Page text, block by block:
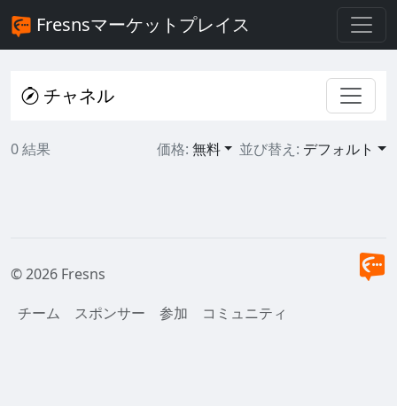
Fresnsマーケットプレイス
チャネル
0 結果 価格: 無料 並び替え: デフォルト
© 2026 Fresns
チーム
スポンサー 参加 コミュニティ